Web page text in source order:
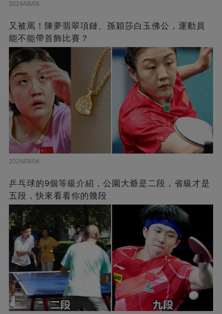
2024/08/06
又被罵！陳夢翡翠項鏈、孫穎莎白玉佛公，運動員
能不能帶首飾比賽？
2024/08/06
乒乓球的9個等級介紹，公園大爺是二段，省級才是
五段，快來看看你的幾段